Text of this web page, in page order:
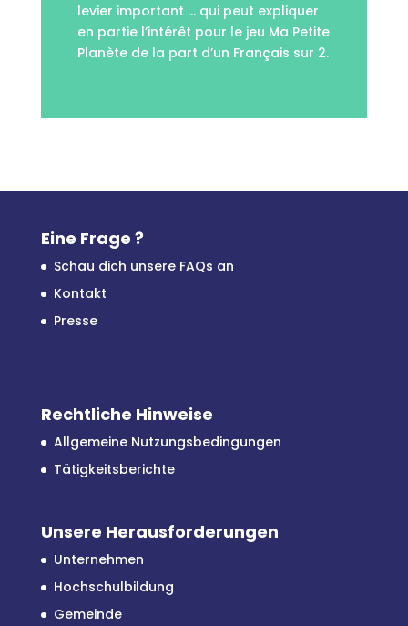
levier important … qui peut expliquer
en partie l’intérêt pour le jeu Ma Petite
Planète de la part d’un Français sur 2.
Eine Frage ?
Schau dich unsere FAQs an
Kontakt
Presse
Rechtliche Hinweise
Allgemeine Nutzungsbedingungen
Tätigkeitsberichte
Unsere Herausforderungen
Unternehmen
Hochschulbildung
Gemeinde